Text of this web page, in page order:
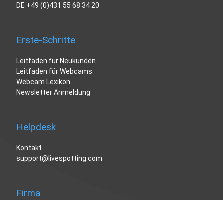
DE +49 (0)431 55 68 34 20
Erste-Schritte
Leitfaden für Neukunden
Leitfaden für Webcams
Webcam Lexikon
Newsletter Anmeldung
Helpdesk
Kontakt
support@livespotting.com
Firma